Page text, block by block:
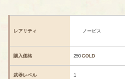
レアリティ ノービス
購入価格 250GOLD
武器レベル 1